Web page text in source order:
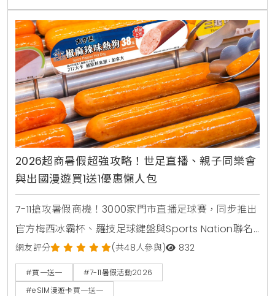
2026超商暑假超強攻略！世足直播、親子同樂會
與出國漫遊買1送1優惠懶人包
7-11搶攻暑假商機！3000家門市直播足球賽，同步推出
官方梅西冰霸杯、羅技足球鍵盤與Sports Nation聯名
椒麻熱狗。針對親子家庭推出2000場暑期好鄰居同樂
會，免費下載環保手掌繪本。出國旅遊可就近購買eSIM
漫遊網卡享買1送1。
網友評分 (共48人參與) 832
#買一送一
#7-11暑假活動2026
#eSIM漫遊卡買一送一